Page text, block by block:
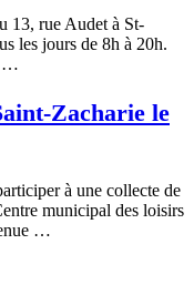
13, rue Audet à St-
les jours de 8h à 20h.
…
Zacharie le
à une collecte de
municipal des loisirs
…